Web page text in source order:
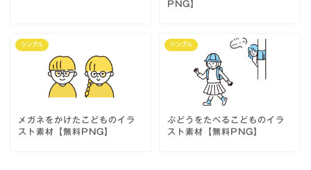
PNG】
シンプル
メガネをかけたこどものイラ
スト素材【無料PNG】
シンプル
ぶどうをたべるこどものイラ
スト素材【無料PNG】